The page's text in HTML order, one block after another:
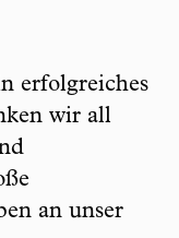
erfolgreiches
wir all
an unser